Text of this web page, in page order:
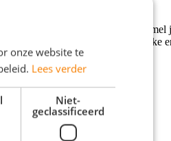
elektrische pompwagen verzamel
van zo’n 20 collega’s. Een leuke
onze website te
Lees verder
Niet-
geclassificeerd